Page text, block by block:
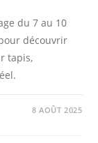
du 7 au 10
découvrir
tapis,
8 AOÛT 2025